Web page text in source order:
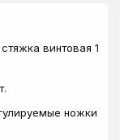
винтовая 1
ножки